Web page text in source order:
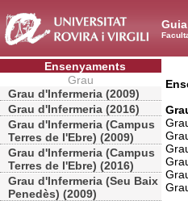
Ensenyaments
Grau
Grau d'Infermeria (2009)
Grau d'Infermeria (2016)
Grau d'Infermeria (Campus
Terres de l'Ebre) (2009)
Grau d'Infermeria (Campus
Terres de l'Ebre) (2016)
Grau d'Infermeria (Seu Baix
Penedès) (2009)